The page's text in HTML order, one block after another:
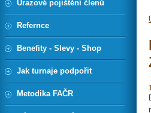
Úrazové pojištění členů
Refernce
Benefity - Slevy - Shop
Jak turnaje podpořit
Metodika FAČR